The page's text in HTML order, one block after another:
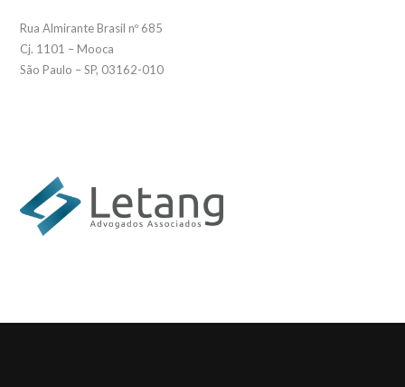
Rua Almirante Brasil nº 685
Cj. 1101 – Mooca
São Paulo – SP, 03162-010